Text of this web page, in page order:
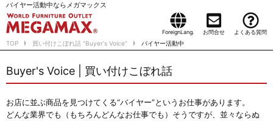
バイヤー活動中ならメガマックス
ForeignLang. お問合せ よくある質問
TOP 買い付けこぼれ話 "Buyer's Voice" バイヤー活動中
Buyer's Voice | 買い付けこぼれ話
お店に並ぶ商品を見つけてくる“バイヤー”というお仕事があります。
どんな業界でも（もちろんどんなお仕事でも）そうですが、並々ならぬ